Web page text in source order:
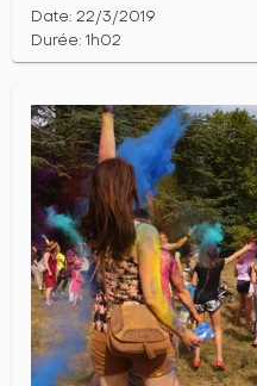
Date: 22/3/2019
Durée: 1h02